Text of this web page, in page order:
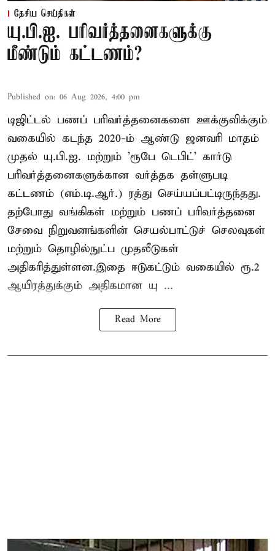
தேசிய செய்திகள்
யு.பி.ஐ. பரிவர்த்தனைகளுக்கு
மீண்டும் கட்டணம்?
Published on: 06 Aug 2026, 4:00 pm
டிஜிட்டல் பணப் பரிவர்த்தனைகளை ஊக்குவிக்கும்
வகையில் கடந்த 2020-ம் ஆண்டு ஜனவரி மாதம்
முதல் யு.பி.ஐ. மற்றும் 'ரூபே டெபிட்' கார்டு
பரிவர்த்தனைகளுக்கான வர்த்தக தள்ளுபடி
கட்டணம் (எம்.டி.ஆர்.) ரத்து செய்யப்பட்டிருந்தது.
தற்போது வங்கிகள் மற்றும் பணப் பரிவர்த்தனை
சேவை நிறுவனங்களின் செயல்பாட்டுச் செலவுகள்
மற்றும் தொழில்நுட்ப முதலீடுகள்
அதிகரித்துள்ளன.இதை ஈடுகட்டும் வகையில் ரூ.2
ஆயிரத்துக்கும் அதிகமான யு ...
Read More